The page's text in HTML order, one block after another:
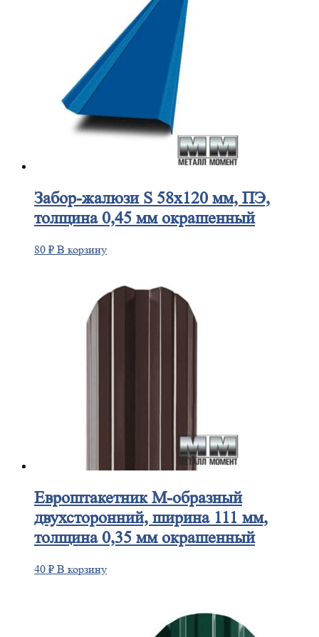
Забор-жалюзиS 58х120 мм, ПЭ,
толщина 0,45 мм окрашенный
80 ₽ В корзину
ЕвроштакетникМ-образный
двухсторонний, ширина 111 мм,
толщина 0,35 мм окрашенный
40 ₽ В корзину